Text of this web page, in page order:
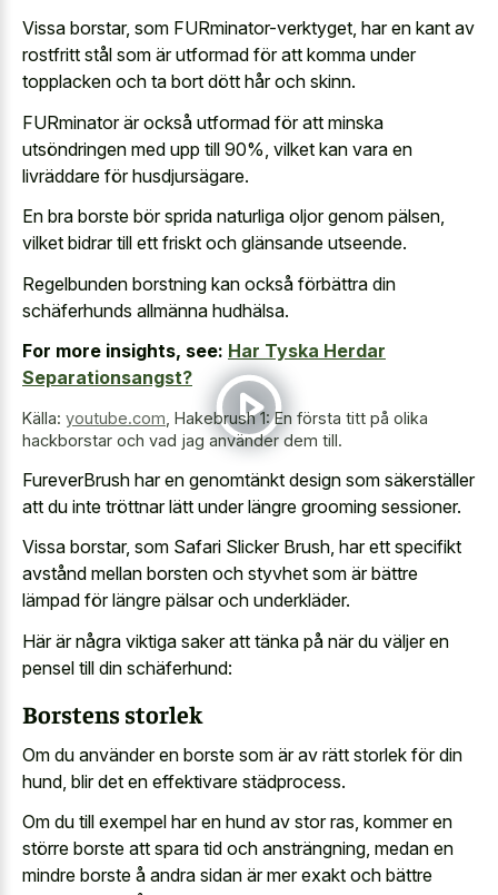
Vissa borstar, som FURminator-verktyget, har en kant av
rostfritt stål som är utformad för att komma under
topplacken och ta bort dött hår och skinn.
FURminator är också utformad för att minska
utsöndringen med upp till 90%, vilket kan vara en
livräddare för husdjursägare.
En bra borste bör sprida naturliga oljor genom pälsen,
vilket bidrar till ett friskt och glänsande utseende.
Regelbunden borstning kan också förbättra din
schäferhunds allmänna hudhälsa.
For more insights, see: Har Tyska Herdar
Separationsangst?
Källa: youtube.com Hakebrush 1: En första titt på olika
hackborstar och vad jag använder dem till.
FureverBrush har en genomtänkt design som säkerställer
att du inte tröttnar lätt under längre grooming sessioner.
Vissa borstar, som Safari Slicker Brush, har ett specifikt
avstånd mellan borsten och styvhet som är bättre
lämpad för längre pälsar och underkläder.
Här är några viktiga saker att tänka på när du väljer en
pensel till din schäferhund:
Borstens storlek
Om du använder en borste som är av rätt storlek för din
hund, blir det en effektivare städprocess.
Om du till exempel har en hund av stor ras, kommer en
större borste att spara tid och ansträngning, medan en
mindre borste å andra sidan är mer exakt och bättre